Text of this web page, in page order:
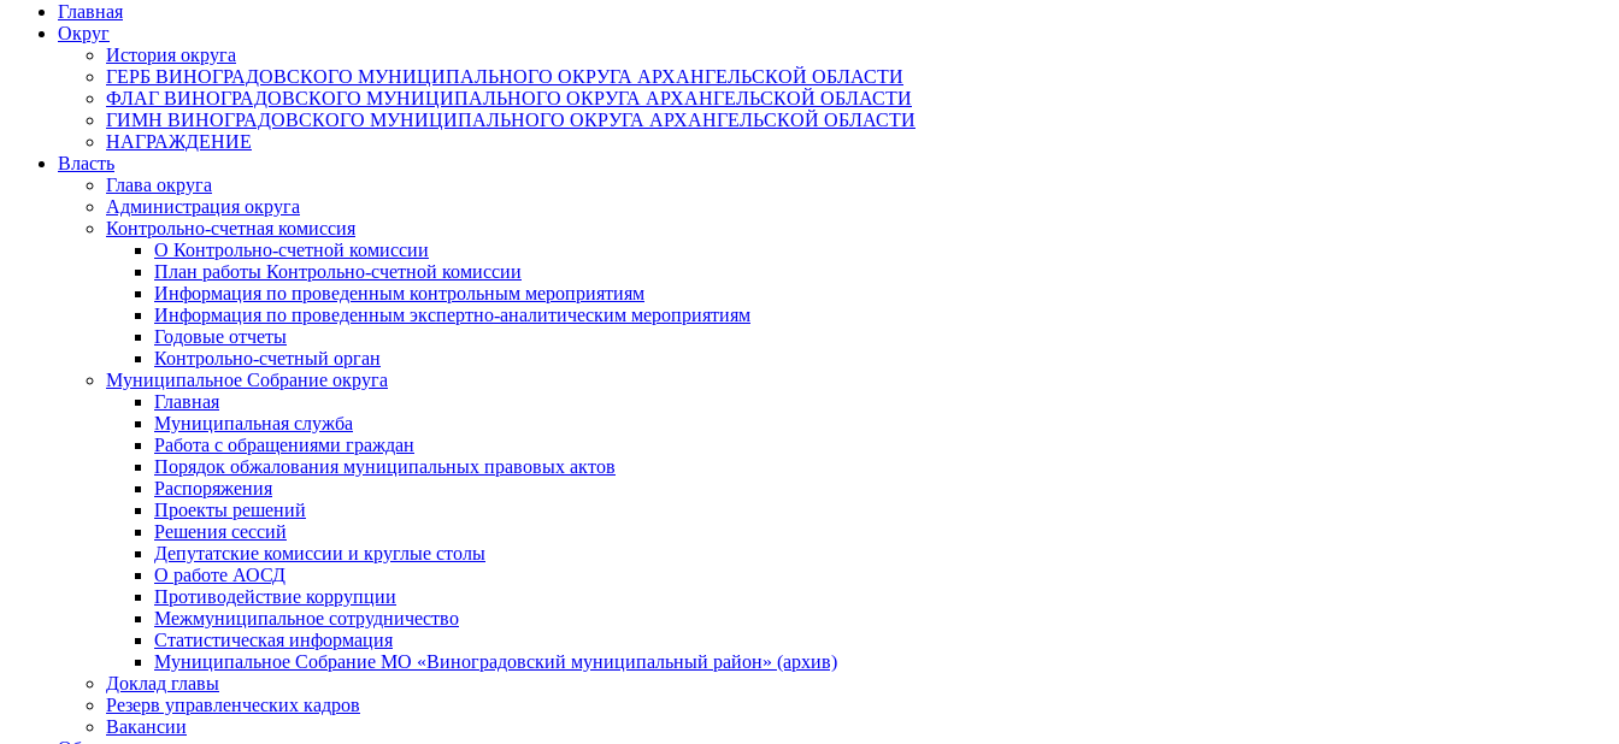
Главная
Округ
История округа
ГЕРБ ВИНОГРАДОВСКОГО МУНИЦИПАЛЬНОГО ОКРУГА АРХАНГЕЛЬСКОЙ ОБЛАСТИ
ФЛАГ ВИНОГРАДОВСКОГО МУНИЦИПАЛЬНОГО ОКРУГА АРХАНГЕЛЬСКОЙ ОБЛАСТИ
ГИМН ВИНОГРАДОВСКОГО МУНИЦИПАЛЬНОГО ОКРУГА АРХАНГЕЛЬСКОЙ ОБЛАСТИ
НАГРАЖДЕНИЕ
Власть
Глава округа
Администрация округа
Контрольно-счетная комиссия
О Контрольно-счетной комиссии
План работы Контрольно-счетной комиссии
Информация по проведенным контрольным мероприятиям
Информация по проведенным экспертно-аналитическим мероприятиям
Годовые отчеты
Контрольно-счетный орган
Муниципальное Собрание округа
Главная
Муниципальная служба
Работа с обращениями граждан
Порядок обжалования муниципальных правовых актов
Распоряжения
Проекты решений
Решения сессий
Депутатские комиссии и круглые столы
О работе АОСД
Противодействие коррупции
Межмуниципальное сотрудничество
Статистическая информация
Муниципальное Собрание МО «Виноградовский муниципальный район» (архив)
Доклад главы
Резерв управленческих кадров
Вакансии